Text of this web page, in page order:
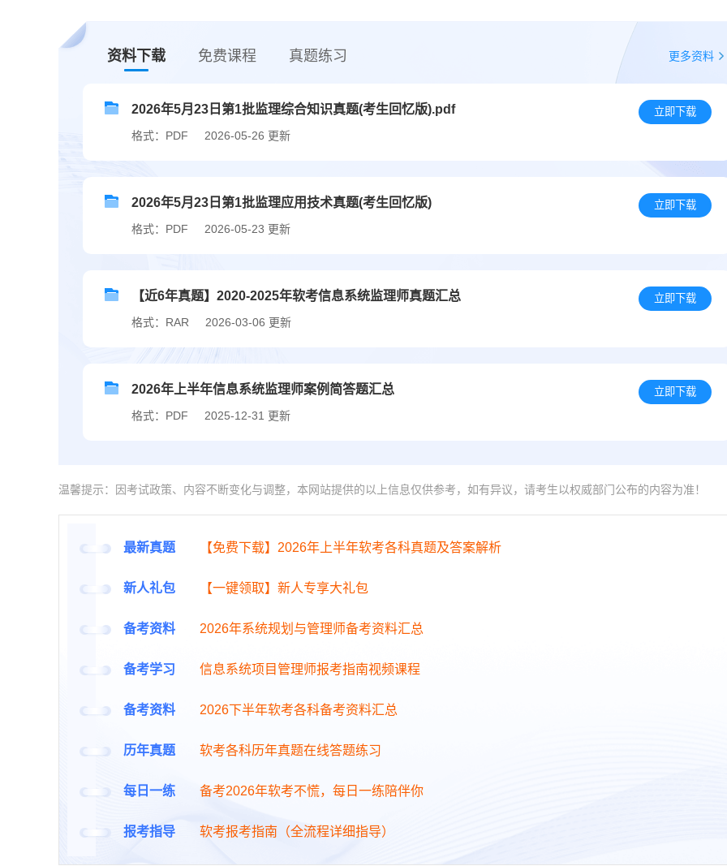
资料下载 免费课程 真题练习 更多资料
2026年5月23日第1批监理综合知识真题(考生回忆版).pdf
格式：PDF 2026-05-26 更新
立即下载
2026年5月23日第1批监理应用技术真题(考生回忆版)
格式：PDF 2026-05-23 更新
立即下载
【近6年真题】2020-2025年软考信息系统监理师真题汇总
格式：RAR 2026-03-06 更新
立即下载
2026年上半年信息系统监理师案例简答题汇总
格式：PDF 2025-12-31 更新
立即下载
温馨提示：因考试政策、内容不断变化与调整，本网站提供的以上信息仅供参考，如有异议，请考生以权威部门公布的内容为准！
最新真题 【免费下载】2026年上半年软考各科真题及答案解析
新人礼包 【一键领取】新人专享大礼包
备考资料 2026年系统规划与管理师备考资料汇总
备考学习 信息系统项目管理师报考指南视频课程
备考资料 2026下半年软考各科备考资料汇总
历年真题 软考各科历年真题在线答题练习
每日一练 备考2026年软考不慌，每日一练陪伴你
报考指导 软考报考指南（全流程详细指导）